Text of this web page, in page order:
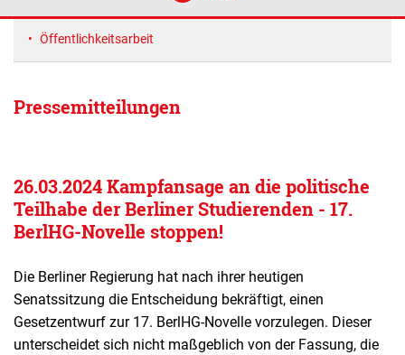
Öffentlichkeitsarbeit
Pressemitteilungen
26.03.2024 Kampfansage an die politische
Teilhabe der Berliner Studierenden - 17.
BerlHG-Novelle stoppen!
Die Berliner Regierung hat nach ihrer heutigen
Senatssitzung die Entscheidung bekräftigt, einen
Gesetzentwurf zur 17. BerlHG-Novelle vorzulegen. Dieser
unterscheidet sich nicht maßgeblich von der Fassung, die